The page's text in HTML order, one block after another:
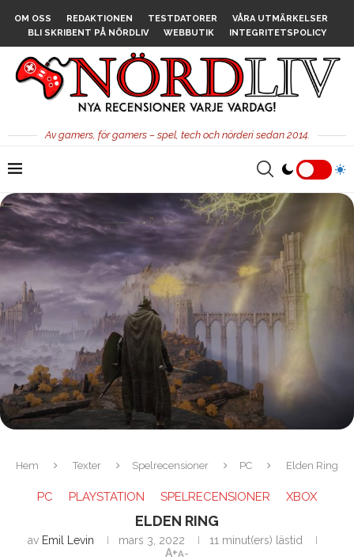
OM OSS REDAKTIONEN TESTDATORER
VÅRA UTMÄRKELSER
BLI SKRIBENT PÅ NÖRDLIV
WEBBUTIK INTEGRITETSPOLICY
Av gamers, för gamers – spel, tech och nörderi sedan 2014.
Hem Texter Spelrecensioner PC Elden Ring
PC PLAYSTATION SPELRECENSIONER XBOX
ELDEN RING
av Emil Levin mars 3, 2022
11 minut(ers) lästid
A+A-